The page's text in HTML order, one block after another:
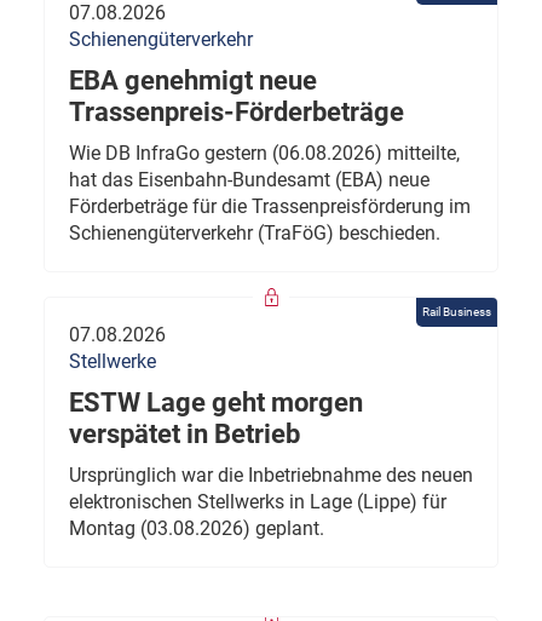
07.08.2026
Schienengüterverkehr
EBA genehmigt neue
Trassenpreis-Förderbeträge
Wie DB InfraGo gestern (06.08.2026) mitteilte,
hat das Eisenbahn-Bundesamt (EBA) neue
Förderbeträge für die Trassenpreisförderung im
Schienengüterverkehr (TraFöG) beschieden.
Rail Business
07.08.2026
Stellwerke
ESTW Lage geht morgen
verspätet in Betrieb
Ursprünglich war die Inbetriebnahme des neuen
elektronischen Stellwerks in Lage (Lippe) für
Montag (03.08.2026) geplant.